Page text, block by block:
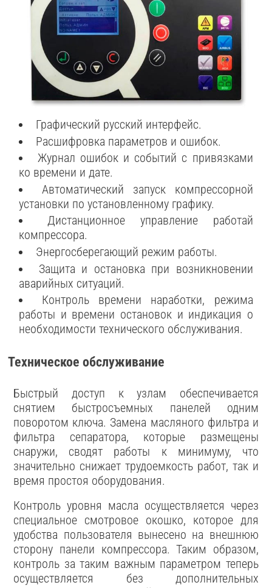
Графический русский интерфейс.
Расшифровка параметров и ошибок.
Журнал ошибок и событий с привязками
ко времени и дате.
Автоматический запуск компрессорной
установки по установленному графику.
Дистанционное управление работай
компрессора.
Энергосберегающий режим работы.
Защита и остановка при возникновении
аварийных ситуаций.
Контроль времени наработки, режима
работы и времени остановок и индикация о
необходимости технического обслуживания.
Техническое обслуживание
Быстрый доступ к узлам обеспечивается
снятием быстросъемных панелей одним
поворотом ключа. Замена масляного фильтра и
фильтра сепаратора, которые размещены
снаружи, сводят работы к минимуму, что
значительно снижает трудоемкость работ, так и
время простоя оборудования.
Контроль уровня масла осуществляется через
специальное смотровое окошко, которое для
удобства пользователя вынесено на внешнюю
сторону панели компрессора. Таким образом,
контроль за таким важным параметром теперь
осуществляется без дополнительных